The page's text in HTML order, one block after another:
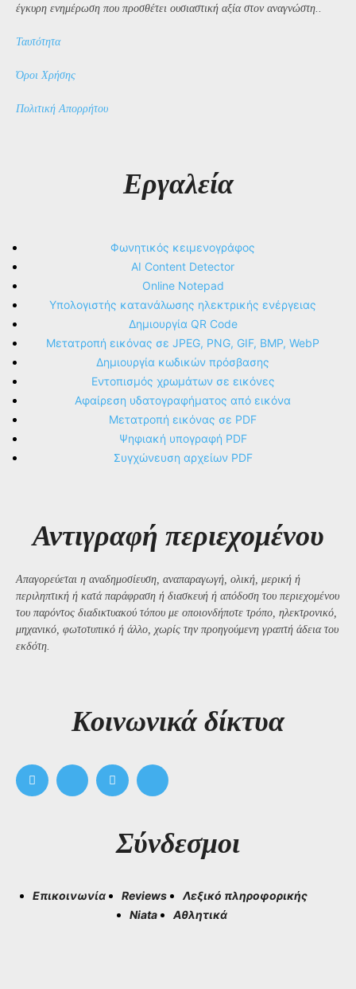
έγκυρη ενημέρωση που προσθέτει ουσιαστική αξία στον αναγνώστη..
Ταυτότητα
Όροι Χρήσης
Πολιτική Απορρήτου
Εργαλεία
Φωνητικός κειμενογράφος
AI Content Detector
Online Notepad
Υπολογιστής κατανάλωσης ηλεκτρικής ενέργειας
Δημιουργία QR Code
Μετατροπή εικόνας σε JPEG, PNG, GIF, BMP, WebP
Δημιουργία κωδικών πρόσβασης
Εντοπισμός χρωμάτων σε εικόνες
Αφαίρεση υδατογραφήματος από εικόνα
Μετατροπή εικόνας σε PDF
Ψηφιακή υπογραφή PDF
Συγχώνευση αρχείων PDF
Αντιγραφή περιεχομένου
Απαγορεύεται η αναδημοσίευση, αναπαραγωγή, ολική, μερική ή
περιληπτική ή κατά παράφραση ή διασκευή ή απόδοση του περιεχομένου
του παρόντος διαδικτυακού τόπου με οποιονδήποτε τρόπο, ηλεκτρονικό,
μηχανικό, φωτοτυπικό ή άλλο, χωρίς την προηγούμενη γραπτή άδεια του
εκδότη.
Kοινωνικά δίκτυα
Σύνδεσμοι
Επικοινωνία Reviews
Λεξικό πληροφορικής
Niata
Αθλητικά